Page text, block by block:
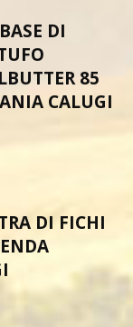
DI
85
CALUGI
DI FICHI